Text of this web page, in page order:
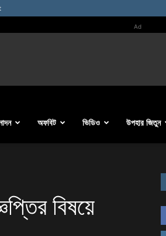
Ad
অফবিট ভিডিও উপহার জিতুন
বিষয়ে